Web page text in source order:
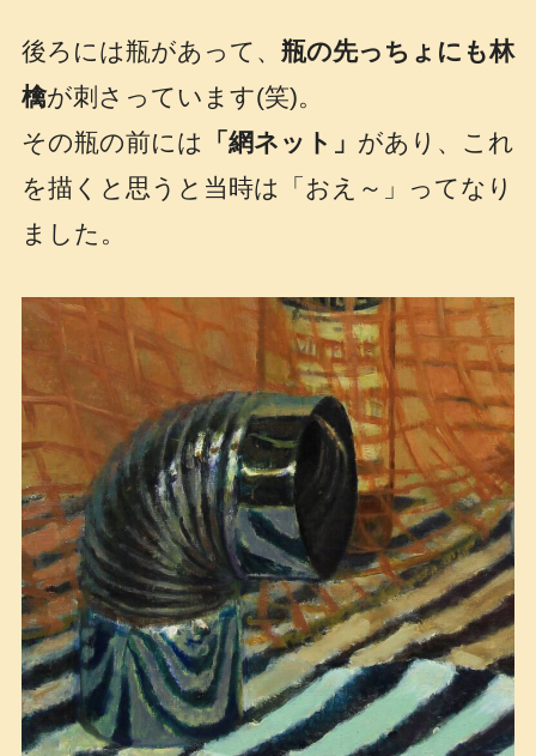
後ろには瓶があって、 瓶の先っちょにも林
檎が刺さっています(笑)。
その瓶の前には
「網ネット」 があり、これ
を描くと思うと当時は「おえ～」ってなり
ました。